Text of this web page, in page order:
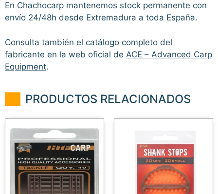
En Chachocarp mantenemos stock permanente con
envío 24/48h desde Extremadura a toda España.
Consulta también el catálogo completo del
fabricante en la web oficial de ACE – Advanced Carp
Equipment.
PRODUCTOS RELACIONADOS